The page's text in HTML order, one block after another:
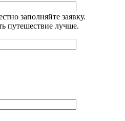
заполняйте заявку.
путешествие лучше.